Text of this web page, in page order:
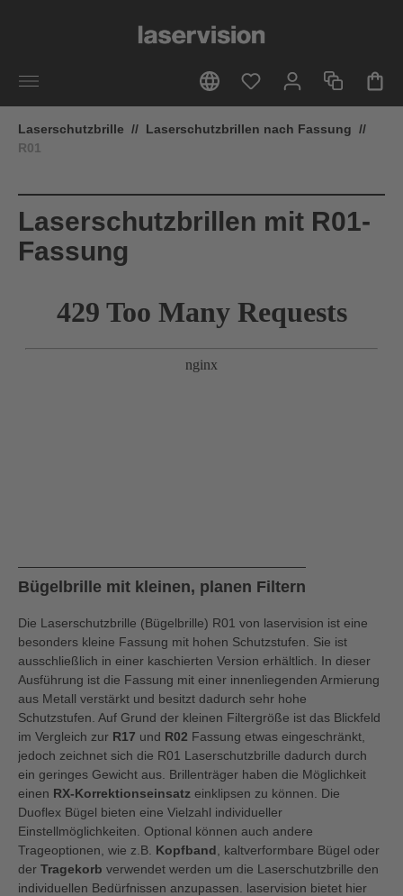
Laserschutzbrille // Laserschutzbrillen nach Fassung //
R01
Laserschutzbrillen mit R01-
Fassung
Bügelbrille mit kleinen, planen Filtern
Die Laserschutzbrille (Bügelbrille) R01 von laservision ist eine
besonders kleine Fassung mit hohen Schutzstufen. Sie ist
ausschließlich in einer kaschierten Version erhältlich. In dieser
Ausführung ist die Fassung mit einer innenliegenden Armierung
aus Metall verstärkt und besitzt dadurch sehr hohe
Schutzstufen. Auf Grund der kleinen Filtergröße ist das Blickfeld
im Vergleich zur R17 und R02 Fassung etwas eingeschränkt,
jedoch zeichnet sich die R01 Laserschutzbrille dadurch durch
ein geringes Gewicht aus. Brillenträger haben die Möglichkeit
einen RX-Korrektionseinsatz einklipsen zu können. Die
Duoflex Bügel bieten eine Vielzahl individueller
Einstellmöglichkeiten. Optional können auch andere
Trageoptionen, wie z.B. Kopfband , kaltverformbare Bügel oder
der Tragekorb verwendet werden um die Laserschutzbrille den
individuellen Bedürfnissen anzupassen. laservision bietet hier